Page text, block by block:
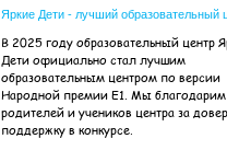
Яркие Дети - лучший образовательный
В 2025 году образовательный центр
Дети официально стал лучшим
образовательным центром по версии
Народной премии Е1. Мы благодарим
родителей и учеников центра за
поддержку в конкурсе.